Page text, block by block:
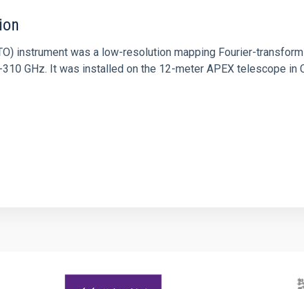
instrument was a low-resolution mapping Fourier-
GHz. It was installed on the 12-meter APEX telescope in